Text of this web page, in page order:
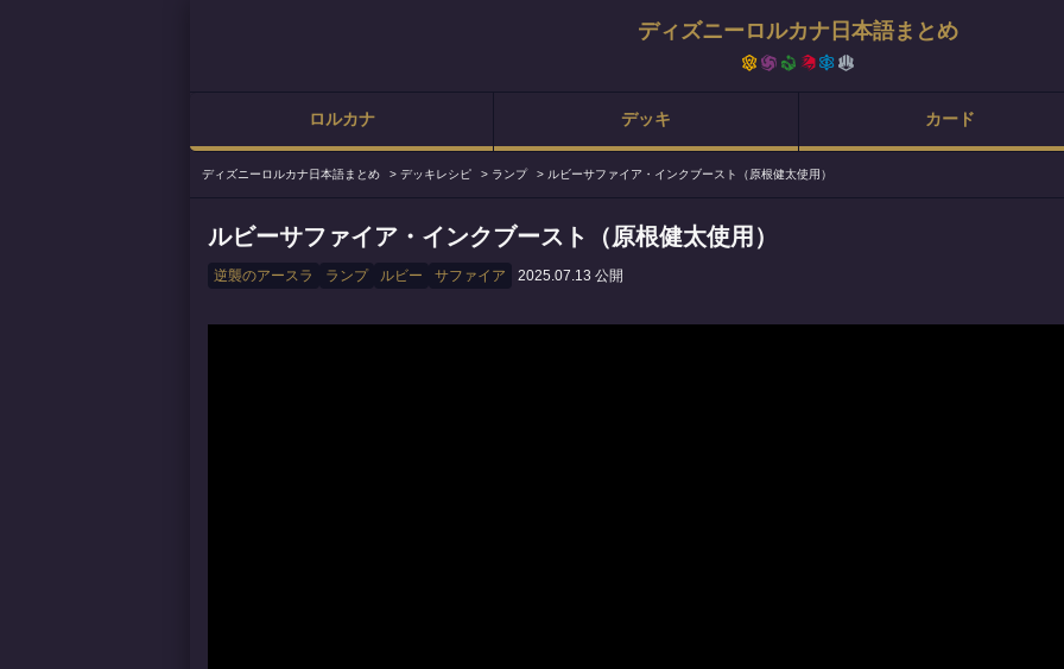
ディズニーロルカナ日本語まとめ
ロルカナ デッキ カード
ディズニーロルカナ日本語まとめ > デッキレシピ > ランプ > ルビーサファイア・インクブースト（原根健太使用）
ルビーサファイア・インクブースト（原根健太使用）
逆襲のアースラ ランプ ルビー サファイア 2025.07.13 公開